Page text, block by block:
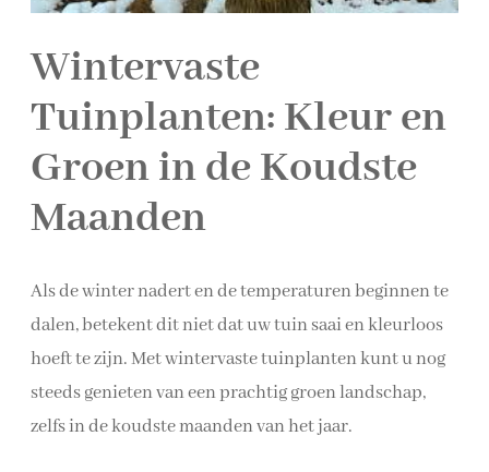
Wintervaste
Tuinplanten: Kleur en
Groen in de Koudste
Maanden
Als de winter nadert en de temperaturen beginnen te
dalen, betekent dit niet dat uw tuin saai en kleurloos
hoeft te zijn. Met wintervaste tuinplanten kunt u nog
steeds genieten van een prachtig groen landschap,
zelfs in de koudste maanden van het jaar.